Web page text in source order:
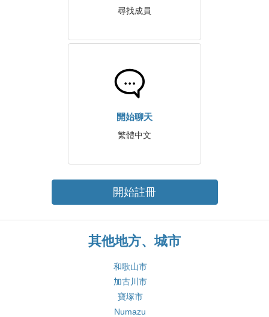
尋找成員
開始聊天
繁體中文
開始註冊
其他地方、城市
和歌山市
加古川市
寶塚市
Numazu